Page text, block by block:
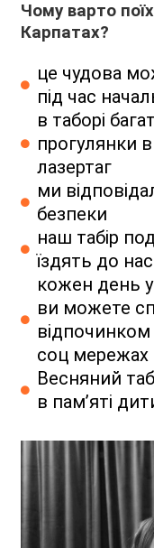
Чому варто
Карпатах?
це чудова
під час
в таборі
прогулянки в
лазертаг
ми
безпеки
наш табір
їздять до нас
кожен день у
ви можете
соц мережах
Весняний
в пам’яті